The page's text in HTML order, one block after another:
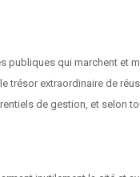
qui marchent et
trésor extraordinaire de
de gestion, et selon